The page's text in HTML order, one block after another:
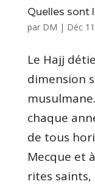
Quelles sont
par DM | Déc
Le Hajj
dimension
chaque
de tous
Mecque et
rites saints,